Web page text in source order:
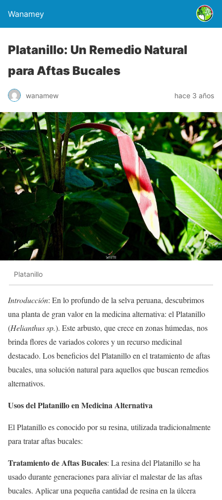
Wanamey
Platanillo: Un Remedio Natural
para Aftas Bucales
wanamew hace 3 años
Platanillo
Introducción: En lo profundo de la selva peruana, descubrimos
una planta de gran valor en la medicina alternativa: el Platanillo
(Helianthus sp.). Este arbusto, que crece en zonas húmedas, nos
brinda flores de variados colores y un recurso medicinal
destacado. Los beneficios del Platanillo en el tratamiento de aftas
bucales, una solución natural para aquellos que buscan remedios
alternativos.
Usos del Platanillo en Medicina Alternativa
El Platanillo es conocido por su resina, utilizada tradicionalmente
para tratar aftas bucales:
Tratamiento de Aftas Bucales: La resina del Platanillo se ha
usado durante generaciones para aliviar el malestar de las aftas
bucales. Aplicar una pequeña cantidad de resina en la úlcera